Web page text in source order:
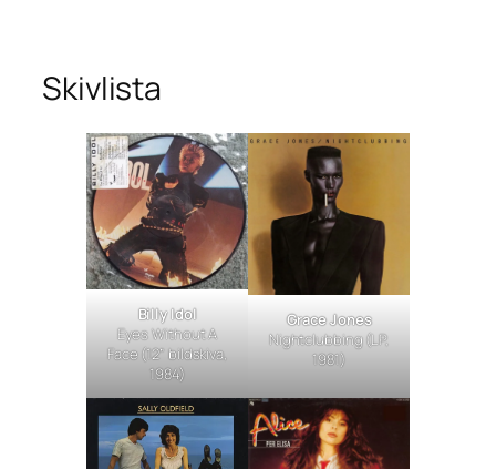
Skivlista
Billy Idol
Eyes Without A
Face(12” bildskiva,
1984)
Grace Jones
Nightclubbing(LP,
1981)